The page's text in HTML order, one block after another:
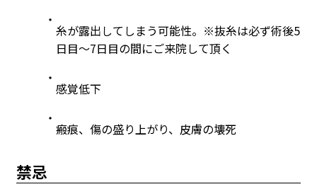
糸が露出してしまう可能性。※抜糸は必ず術後5
日目～7日目の間にご来院して頂く
感覚低下
瘢痕、傷の盛り上がり、皮膚の壊死
禁忌